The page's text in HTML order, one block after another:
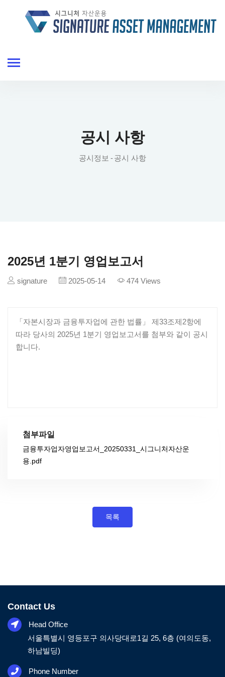
공시 사항
공시정보 공시 사항
2025년 1분기 영업보고서
signature 2025-05-14 474 Views
「자본시장과 금융투자업에 관한 법률」 제33조제2항에
따라 당사의 2025년 1분기 영업보고서를 첨부와 같이 공시
합니다.
첨부파일
금융투자업자영업보고서_20250331_시그니처자산운
용.pdf
목록
Contact Us
Head Office
서울특별시 영등포구 의사당대로1길 25, 6층 (여의도동,
하남빌딩)
Phone Number